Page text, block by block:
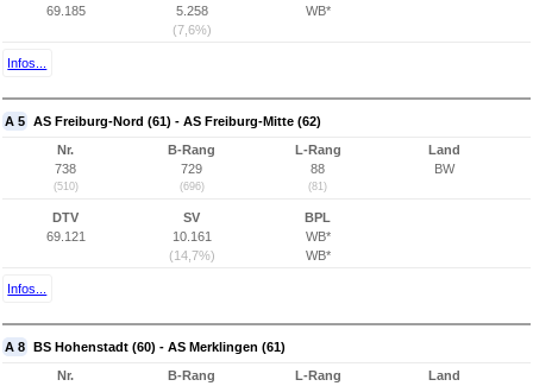
69.185
5.258
(7,6%)
WB*
Infos...
A 5 AS Freiburg-Nord (61) - AS Freiburg-Mitte (62)
Nr.
738
(510)
B-Rang
729
(696)
L-Rang
88
(81)
Land
BW
DTV
69.121
SV
10.161
(14,7%)
BPL
WB*
WB*
Infos...
A 8 BS Hohenstadt (60) - AS Merklingen (61)
Nr.
B-Rang
L-Rang
Land